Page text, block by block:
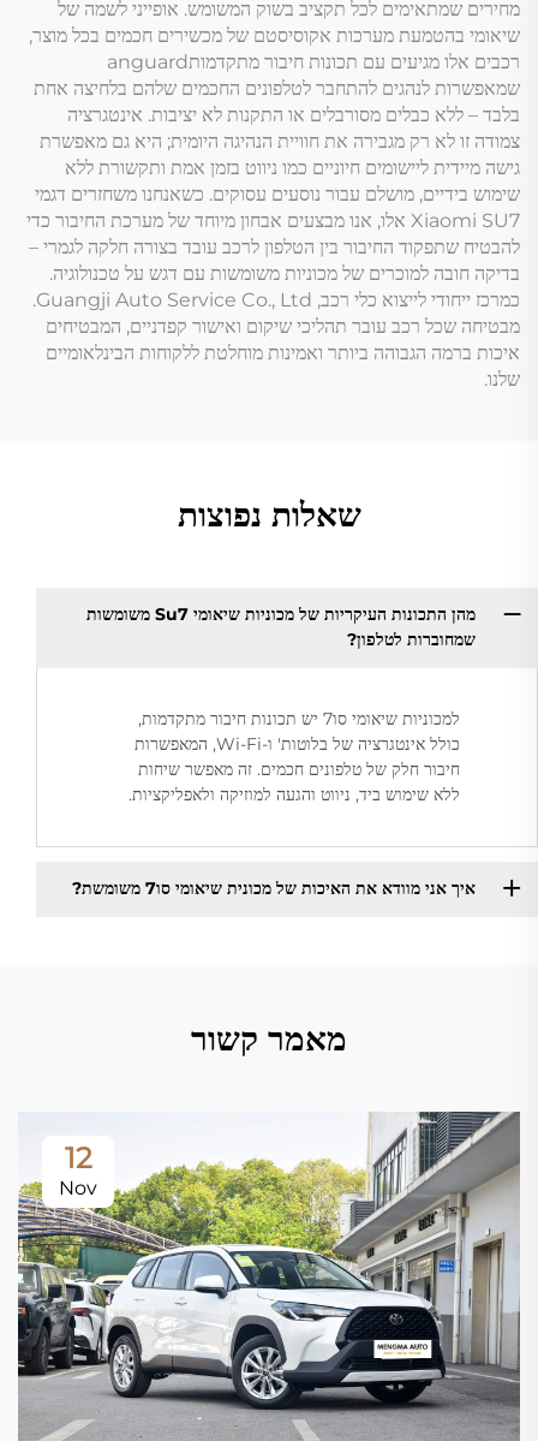
מחירים שמתאימים לכל תקציב בשוק המשומש. אופייני לשמה של
שיאומי בהטמעת מערכות אקוסיסטם של מכשירים חכמים בכל מוצר,
רכבים אלו מגיעים עם תכונות חיבור מתקדמותanguard
שמאפשרות לנהגים להתחבר לטלפונים החכמים שלהם בלחיצה אחת
בלבד – ללא כבלים מסורבלים או התקנות לא יציבות. אינטגרציה
צמודה זו לא רק מגבירה את חוויית הנהיגה היומית; היא גם מאפשרת
גישה מיידית ליישומים חיוניים כמו ניווט בזמן אמת ותקשורת ללא
שימוש בידיים, מושלם עבור נוסעים עסוקים. כשאנחנו משחזרים דגמי
Xiaomi SU7 אלו, אנו מבצעים אבחון מיוחד של מערכת החיבור כדי
להבטיח שתפקוד החיבור בין הטלפון לרכב עובד בצורה חלקה לגמרי –
בדיקה חובה למוכרים של מכוניות משומשות עם דגש על טכנולוגיה.
כמרכז ייחודי לייצוא כלי רכב, Guangji Auto Service Co., Ltd.
מבטיחה שכל רכב עובר תהליכי שיקום ואישור קפדניים, המבטיחים
איכות ברמה הגבוהה ביותר ואמינות מוחלטת ללקוחות הבינלאומיים
שלנו.
שאלות נפוצות
מהן התכונות העיקריות של מכוניות שיאומי Su7 משומשות
שמחוברות לטלפון?
למכוניות שיאומי סו7 יש תכונות חיבור מתקדמות,
כולל אינטגרציה של בלוטות' ו-Wi-Fi, המאפשרות
חיבור חלק של טלפונים חכמים. זה מאפשר שיחות
ללא שימוש ביד, ניווט והגעה למוזיקה ולאפליקציות.
איך אני מוודא את האיכות של מכונית שיאומי סו7 משומשת?
מאמר קשור
12
Nov